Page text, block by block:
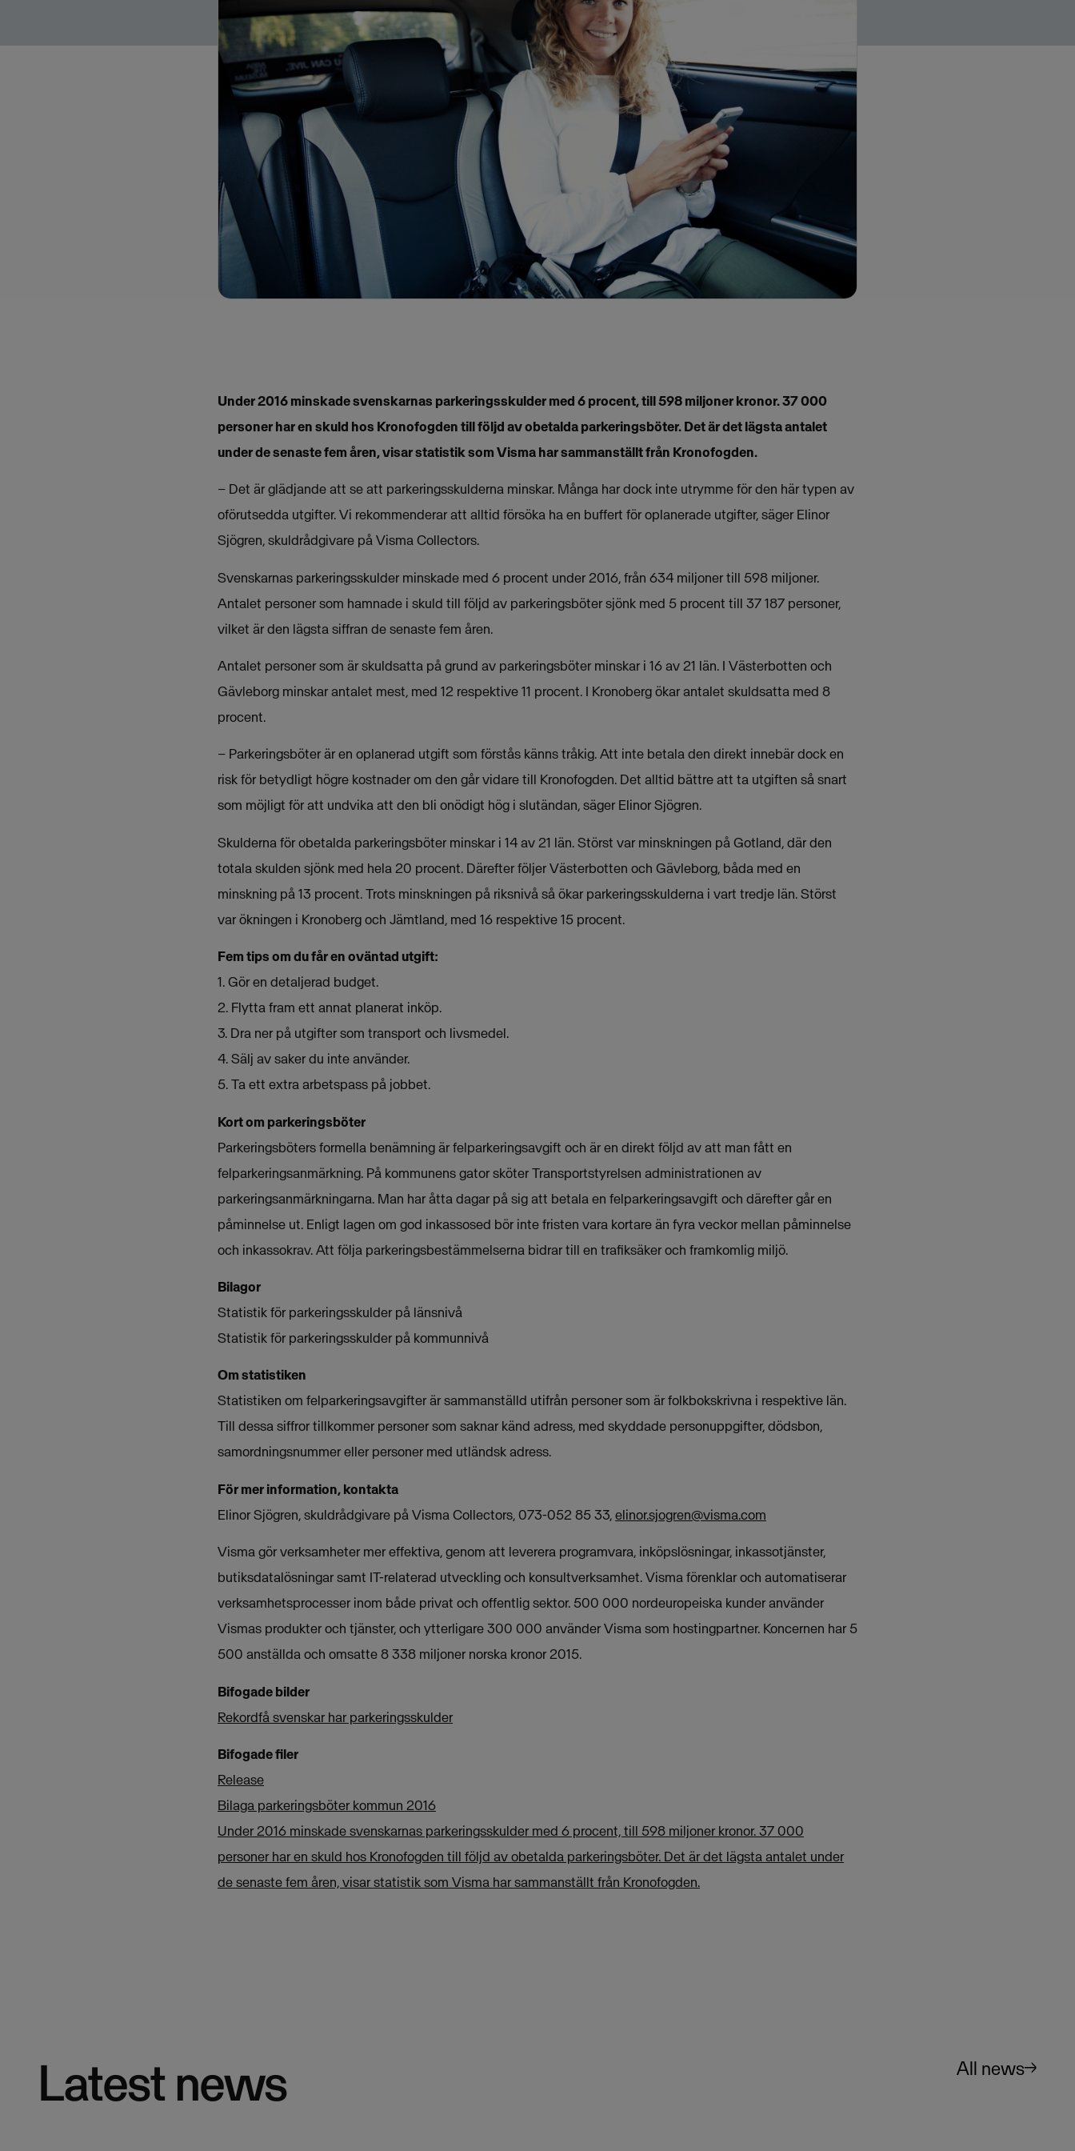
Under 2016 minskade svenskarnas parkeringsskulder med 6 procent, till 598 miljoner kronor. 37 000
personer har en skuld hos Kronofogden till följd av obetalda parkeringsböter. Det är det lägsta antalet
under de senaste fem åren, visar statistik som Visma har sammanställt från Kronofogden.
– Det är glädjande att se att parkeringsskulderna minskar. Många har dock inte utrymme för den här typen av
oförutsedda utgifter. Vi rekommenderar att alltid försöka ha en buffert för oplanerade utgifter, säger Elinor
Sjögren, skuldrådgivare på Visma Collectors.
Svenskarnas parkeringsskulder minskade med 6 procent under 2016, från 634 miljoner till 598 miljoner.
Antalet personer som hamnade i skuld till följd av parkeringsböter sjönk med 5 procent till 37 187 personer,
vilket är den lägsta siffran de senaste fem åren.
Antalet personer som är skuldsatta på grund av parkeringsböter minskar i 16 av 21 län. I Västerbotten och
Gävleborg minskar antalet mest, med 12 respektive 11 procent. I Kronoberg ökar antalet skuldsatta med 8
procent.
– Parkeringsböter är en oplanerad utgift som förstås känns tråkig. Att inte betala den direkt innebär dock en
risk för betydligt högre kostnader om den går vidare till Kronofogden. Det alltid bättre att ta utgiften så snart
som möjligt för att undvika att den bli onödigt hög i slutändan, säger Elinor Sjögren.
Skulderna för obetalda parkeringsböter minskar i 14 av 21 län. Störst var minskningen på Gotland, där den
totala skulden sjönk med hela 20 procent. Därefter följer Västerbotten och Gävleborg, båda med en
minskning på 13 procent. Trots minskningen på riksnivå så ökar parkeringsskulderna i vart tredje län. Störst
var ökningen i Kronoberg och Jämtland, med 16 respektive 15 procent.
Fem tips om du får en oväntad utgift:
1. Gör en detaljerad budget.
2. Flytta fram ett annat planerat inköp.
3. Dra ner på utgifter som transport och livsmedel.
4. Sälj av saker du inte använder.
5. Ta ett extra arbetspass på jobbet.
Kort om parkeringsböter
Parkeringsböters formella benämning är felparkeringsavgift och är en direkt följd av att man fått en
felparkeringsanmärkning. På kommunens gator sköter Transportstyrelsen administrationen av
parkeringsanmärkningarna. Man har åtta dagar på sig att betala en felparkeringsavgift och därefter går en
påminnelse ut. Enligt lagen om god inkassosed bör inte fristen vara kortare än fyra veckor mellan påminnelse
och inkassokrav. Att följa parkeringsbestämmelserna bidrar till en trafiksäker och framkomlig miljö.
Bilagor
Statistik för parkeringsskulder på länsnivå
Statistik för parkeringsskulder på kommunnivå
Om statistiken
Statistiken om felparkeringsavgifter är sammanställd utifrån personer som är folkbokskrivna i respektive län.
Till dessa siffror tillkommer personer som saknar känd adress, med skyddade personuppgifter, dödsbon,
samordningsnummer eller personer med utländsk adress.
För mer information, kontakta
Elinor Sjögren, skuldrådgivare på Visma Collectors, 073-052 85 33,elinor.sjogren@visma.com
Visma gör verksamheter mer effektiva, genom att leverera programvara, inköpslösningar, inkassotjänster,
butiksdatalösningar samt IT-relaterad utveckling och konsultverksamhet. Visma förenklar och automatiserar
verksamhetsprocesser inom både privat och offentlig sektor. 500 000 nordeuropeiska kunder använder
Vismas produkter och tjänster, och ytterligare 300 000 använder Visma som hostingpartner. Koncernen har 5
500 anställda och omsatte 8 338 miljoner norska kronor 2015.
Bifogade bilder
Rekordfå svenskar har parkeringsskulder
Bifogade filer
Release
Bilaga parkeringsböter kommun 2016
Under 2016 minskade svenskarnas parkeringsskulder med 6 procent, till 598 miljoner kronor. 37 000
personer har en skuld hos Kronofogden till följd av obetalda parkeringsböter. Det är det lägsta antalet under
de senaste fem åren, visar statistik som Visma har sammanställt från Kronofogden.
Latest news All news